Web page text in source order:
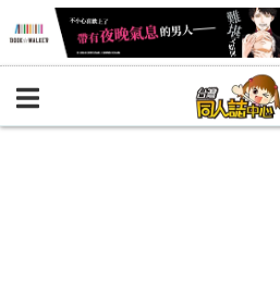
BOOKY書集倉庫